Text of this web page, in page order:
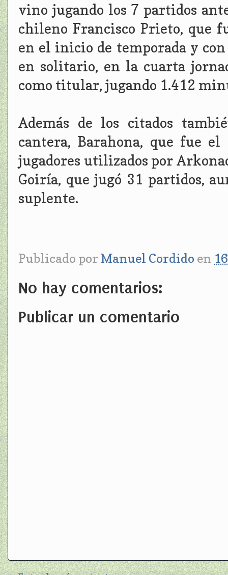
vino jugando los 7 partidos
chileno Francisco Prieto, que
en el inicio de temporada y
en solitario, en la cuarta
como titular, jugando 1.412
Además de los citados
cantera, Barahona, que fue
jugadores utilizados por
Goiría, que jugó 31 partidos,
suplente.
Publicado por Manuel Cordido en
No hay comentarios:
Publicar un comentario